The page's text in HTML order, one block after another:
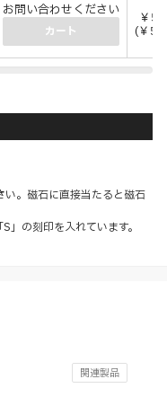
お問い合わせください
カート
￥
(￥
。磁石に直接当たると磁石
の刻印を入れています。
関連製品